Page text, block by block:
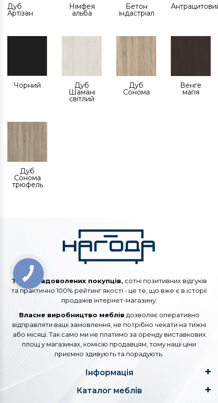
Дуб
Артізан
Німфея
альба
Бетон
індастріал
Чорний Дуб
Шамані
світлий
Дуб
Сонома
Венге
магія
Дуб
Сонома
трюфель
Тисячі задоволених покупців, сотні позитивних відгуків
та практично 100% рейтинг якості - це те, що вже є в історії
продажів інтернет-магазину.
Власне виробництво меблів дозволяє оперативно
відправляти ваші замовлення, не потрібно чекати на тижні
або місяці. Так само ми не платимо за оренду виставкових
площ у магазинах, комісію продавцям, тому наші ціни
приємно здивують та порадують.
Інформація
Каталог меблів